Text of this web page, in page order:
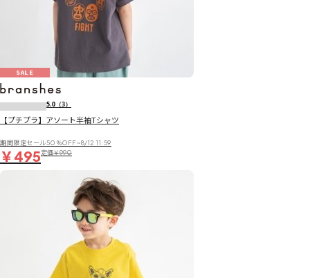
SALE
5.0 （3）
【プチプラ】アソート半袖Tシャツ
期間限定セール50％OFF~8/12 11:59
￥495定価￥990